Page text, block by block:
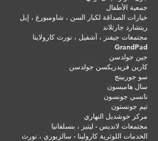
جمعية الأطفال
خيارات الصداقة لكبار السن ، شاومبورغ ، إيل
ريتشارد جارتلاند
مجتمعات جيفنز ، آشفيل ، نورث كارولاينا
GrandPad
جين جولدسن
كارين فريدريكسن جولدسن
سو جوربينج
سال هامبسون
نانسي جونسون
تيم جونستون
مركز خوشديل النهاري
مجتمعات لانديس - ليتيز ، بنسلفانيا
الخدمات اللوثرية كارولينا - سالزبوري ، نورث